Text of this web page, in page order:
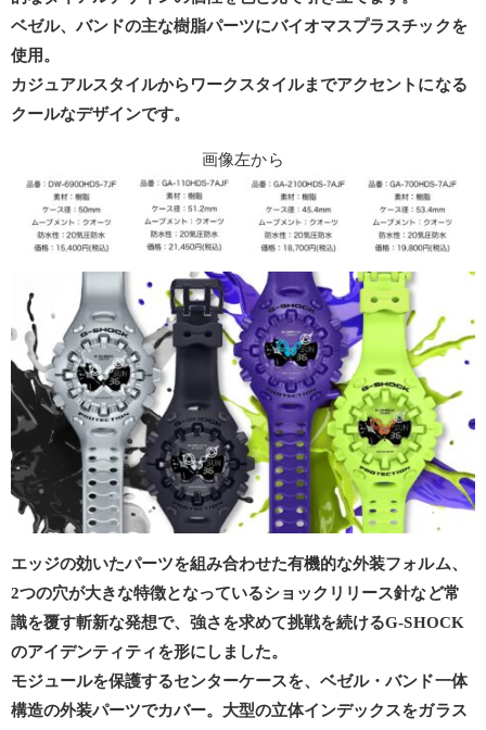
ベゼル、バンドの主な樹脂パーツにバイオマスプラスチックを
使用。
カジュアルスタイルからワークスタイルまでアクセントになる
クールなデザインです。
画像左から
エッジの効いたパーツを組み合わせた有機的な外装フォルム、
2つの穴が大きな特徴となっているショックリリース針など常
識を覆す斬新な発想で、強さを求めて挑戦を続けるG-SHOCK
のアイデンティティを形にしました。
モジュールを保護するセンターケースを、ベゼル・バンド一体
構造の外装パーツでカバー。大型の立体インデックスをガラス